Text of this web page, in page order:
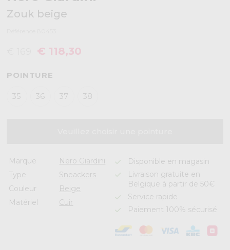
Zouk beige
€ 118,30
POINTURE
35 36 37 38
Marque
Nero Giardini
Type
Sneackers
Couleur
Beige
Matériel
Cuir
Disponible en magasin
Livraison gratuite en
Belgique à partir de 50€
Service rapide
Paiement 100% sécurisé